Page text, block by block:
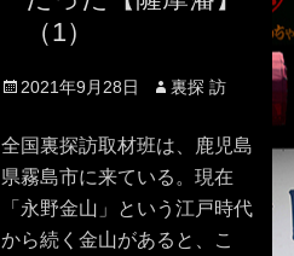
（1）
Posted
2021年9月28日 Author
裏探 訪
全国裏探訪取材班は、鹿児島
県霧島市に来ている。現在
「永野金山」という江戸時代
から続く金山があると、こ